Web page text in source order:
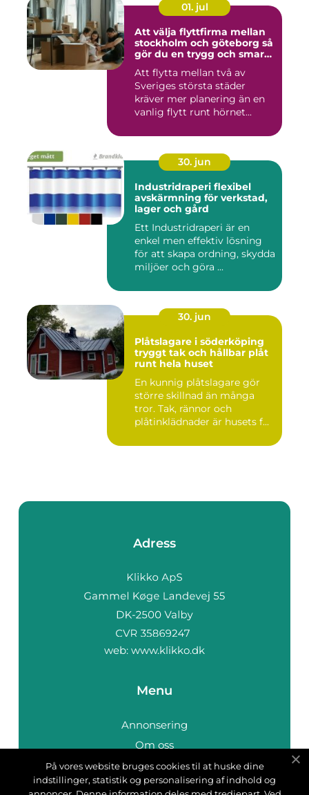
01. jul
Att välja flyttfirma mellan
stockholm och göteborg så
gör du en trygg och smart
Att flytta mellan två av
Sveriges största städer
kräver mer planering än en
vanlig flytt runt hörnet...
30. jun
Industridraperi flexibel
avskärmning för verkstad,
lager och gård
Ett Industridraperi är en
enkel men effektiv lösning
för att skapa ordning, skydda
miljöer och göra ...
30. jun
Plåtslagare i söderköping
tryggt tak och hållbar plåt
runt hela huset
En kunnig plåtslagare gör
större skillnad än många
tror. Tak, rännor och
plåtinklädnader är husets f...
Adress
web: www.klikko.dk
Menu
Annonsering
Om oss
Cookies
Kontakta oss
På vores website bruges cookies til at huske dine
indstillinger, statistik og personalisering af indhold og